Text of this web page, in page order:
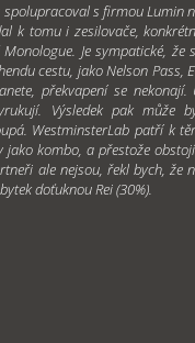
spolupracoval s firmou Lumin
k tomu i zesilovače,
Je sympatické, že
cestu, jako Nelson Pass,
překvapení se nekonají.
Výsledek pak může
WestminsterLab patří k
jako kombo, a přestože
ale nejsou, řekl bych, že
doťuknou Rei (30%).